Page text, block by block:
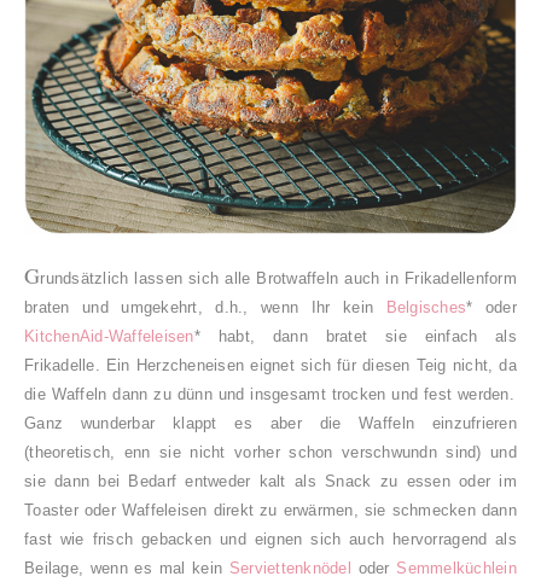
Grundsätzlich lassen sich alle Brotwaffeln auch in Frikadellenform
braten und umgekehrt, d.h., wenn Ihr kein
Belgisches* oder
KitchenAid-Waffeleisen* habt, dann bratet sie einfach als
Frikadelle. Ein Herzcheneisen eignet sich für diesen Teig nicht, da
die Waffeln dann zu dünn und insgesamt trocken und fest werden.
Ganz wunderbar klappt es aber die Waffeln einzufrieren
(theoretisch, enn sie nicht vorher schon verschwundn sind) und
sie dann bei Bedarf entweder kalt als Snack zu essen oder im
Toaster oder Waffeleisen direkt zu erwärmen, sie schmecken dann
fast wie frisch gebacken und eignen sich auch hervorragend als
Beilage, wenn es mal kein Serviettenknödel oder Semmelküchlein